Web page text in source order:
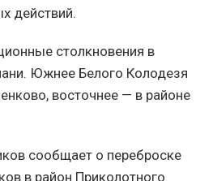
действий.
столкновения в
Южнее Белого Колодезя
восточнее — в районе
сообщает о переброске
в район Приколотного.